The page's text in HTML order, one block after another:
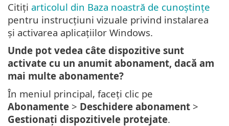
Citiți articolul din Baza noastră de cunoștințe
pentru instrucțiuni vizuale privind instalarea
și activarea aplicațiilor Windows.
Unde pot vedea câte dispozitive sunt
activate cu un anumit abonament, dacă am
mai multe abonamente?
În meniul principal, faceți clic pe
Abonamente > Deschidere abonament >
Gestionați dispozitivele protejate.